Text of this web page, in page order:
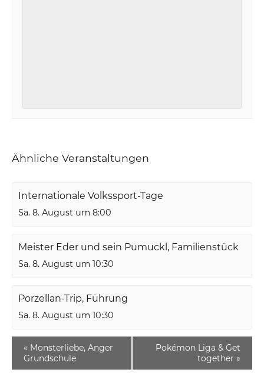
Ähnliche Veranstaltungen
Internationale Volkssport-Tage
Sa. 8. August um 8:00
Meister Eder und sein Pumuckl, Familienstück
Sa. 8. August um 10:30
Porzellan-Trip, Führung
Sa. 8. August um 10:30
« Monsterliebe, Anger
Grundschule
Pokémon Liga & Get
together »